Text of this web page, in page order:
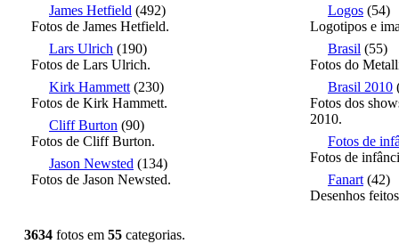
James Hetfield (492)
Fotos de James Hetfield.
Lars Ulrich (190)
Fotos de Lars Ulrich.
Kirk Hammett (230)
Fotos de Kirk Hammett.
Cliff Burton (90)
Fotos de Cliff Burton.
Jason Newsted (134)
Fotos de Jason Newsted.
Logos (54)
Logotipos e
Brasil (55)
Fotos do
Brasil 2010
Fotos dos
2010.
Fotos de
Fotos de
Fanart (42)
Desenhos
3634 fotos em 55 categorias.